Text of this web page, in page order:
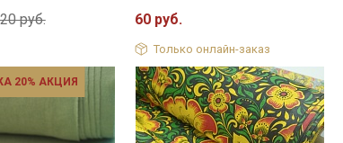
руб. 60 руб.
Только онлайн-заказ
20% АКЦИЯ